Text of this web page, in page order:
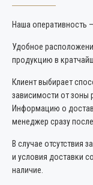
Наша оперативность
Удобное
продукцию в
Клиент выбирает
зависимости от зоны
Информацию о
менеджер сразу
В случае отсутствия
и условия доставки
наличие.